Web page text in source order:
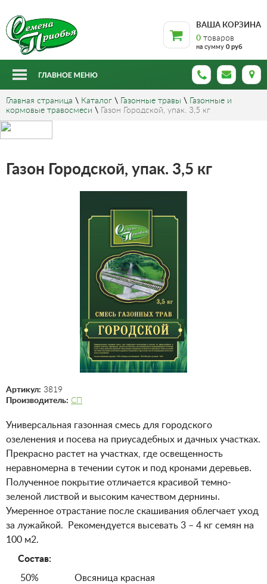
ВАША КОРЗИНА
0 товаров
на сумму 0 руб
Главная страница \ Каталог \ Газонные травы \
Газонные и
кормовые травосмеси \ Газон Городской, упак. 3,5 кг
Газон Городской, упак. 3,5 кг
Артикул: 3819
Производитель: СП
Универсальная газонная смесь для городского
озеленения и посева на приусадебных и дачных участках.
Прекрасно растет на участках, где освещенность
неравномерна в течении суток и под кронами деревьев.
Полученное покрытие отличается красивой темно-
зеленой листвой и высоким качеством дернины.
Умеренное отрастание после скашивания облегчает уход
за лужайкой. Рекомендуется высевать 3 – 4 кг семян на
100 м2.
Состав:
50% Овсяница красная